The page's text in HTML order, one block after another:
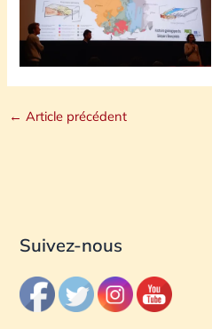
← Article précédent
Suivez-nous